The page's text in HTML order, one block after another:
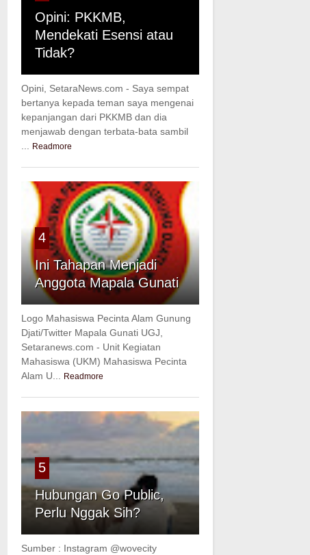
Opini: PKKMB,
Mendekati Esensi atau
Tidak?
Opini, SetaraNews.com - Saya sempat
bertanya kepada teman saya mengenai
kepanjangan dari PKKMB dan dia
menjawab dengan terbata-bata sambil
Readmore
4
Ini Tahapan Menjadi
Anggota Mapala Gunati
Logo Mahasiswa Pecinta Alam Gunung
Djati/Twitter Mapala Gunati UGJ,
Setaranews.com - Unit Kegiatan
Mahasiswa (UKM) Mahasiswa Pecinta
Alam U...
Readmore
5
Hubungan Go Public,
Perlu Nggak Sih?
Sumber : Instagram @wovecity